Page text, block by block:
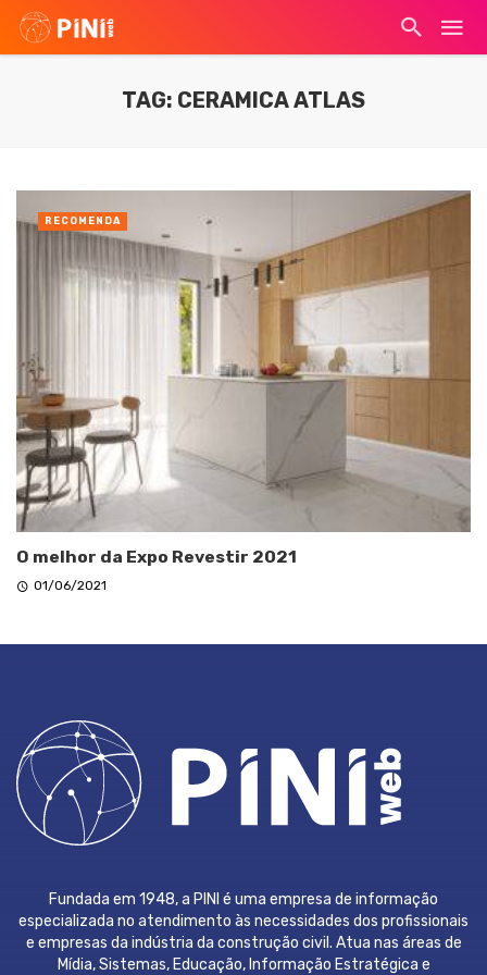
TAG: CERAMICA ATLAS
O melhor da Expo Revestir 2021
01/06/2021
RECOMENDA
Fundada em 1948, a PINI é uma empresa de informação
especializada no atendimento às necessidades dos profissionais
e empresas da indústria da construção civil. Atua nas áreas de
Mídia, Sistemas, Educação, Informação Estratégica e